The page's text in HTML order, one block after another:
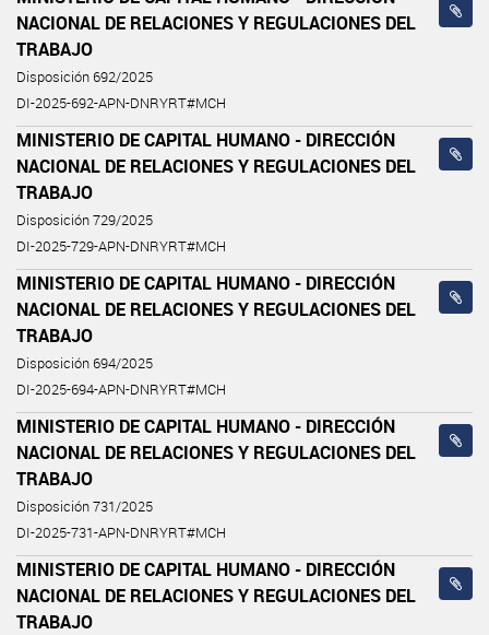
NACIONAL DE RELACIONES Y REGULACIONES DEL
TRABAJO
Disposición 692/2025
DI-2025-692-APN-DNRYRT#MCH
MINISTERIO DE CAPITAL HUMANO - DIRECCIÓN
NACIONAL DE RELACIONES Y REGULACIONES DEL
TRABAJO
Disposición 729/2025
DI-2025-729-APN-DNRYRT#MCH
MINISTERIO DE CAPITAL HUMANO - DIRECCIÓN
NACIONAL DE RELACIONES Y REGULACIONES DEL
TRABAJO
Disposición 694/2025
DI-2025-694-APN-DNRYRT#MCH
MINISTERIO DE CAPITAL HUMANO - DIRECCIÓN
NACIONAL DE RELACIONES Y REGULACIONES DEL
TRABAJO
Disposición 731/2025
DI-2025-731-APN-DNRYRT#MCH
MINISTERIO DE CAPITAL HUMANO - DIRECCIÓN
NACIONAL DE RELACIONES Y REGULACIONES DEL
TRABAJO